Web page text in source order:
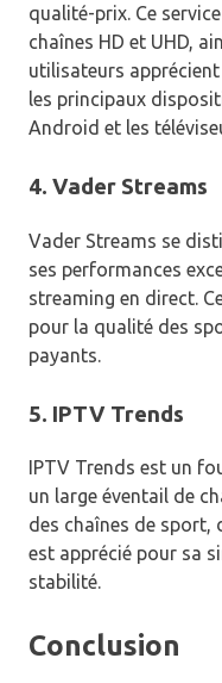
qualité-prix. Ce
chaînes HD et UHD,
utilisateurs
les principaux
Android et les
4. Vader Streams
Vader Streams se
ses performances
streaming en direct.
pour la qualité des
payants.
5. IPTV Trends
IPTV Trends est un
un large éventail de
des chaînes de sport,
est apprécié pour sa
stabilité.
Conclusion